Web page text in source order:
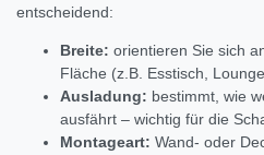
entscheidend:
Breite: orientieren Sie sich
Fläche (z.B. Esstisch,
Ausladung: bestimmt, wie
ausfährt – wichtig für die
Montageart: Wand- oder